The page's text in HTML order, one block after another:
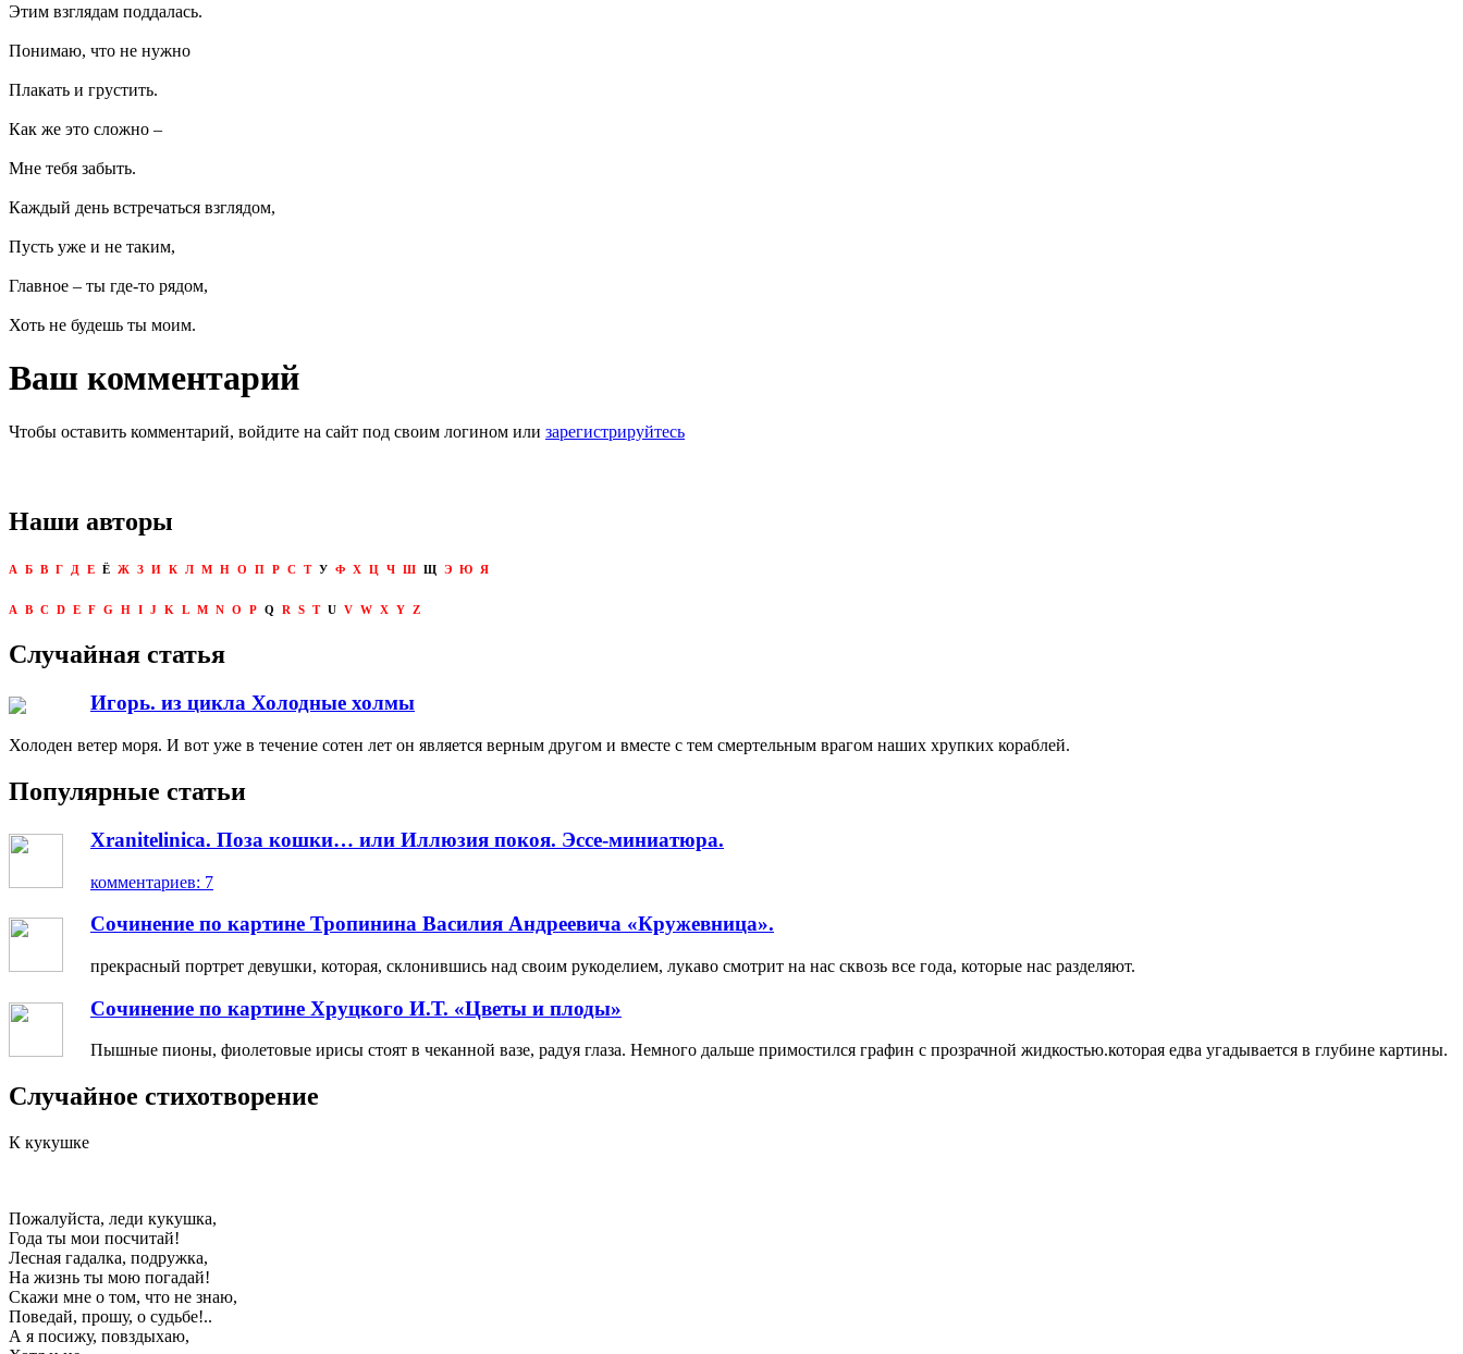
Этим взглядам поддалась.
Понимаю, что не нужно
Плакать и грустить.
Как же это сложно –
Мне тебя забыть.
Каждый день встречаться взглядом,
Пусть уже и не таким,
Главное – ты где-то рядом,
Хоть не будешь ты моим.
Ваш комментарий
Чтобы оставить комментарий, войдите на сайт под своим логином или зарегистрируйтесь
Наши авторы
А Б В Г Д Е Ё Ж З И К Л М Н О П Р С Т У Ф Х Ц Ч Ш Щ Э Ю Я
A B C D E F G H I J K L M N O P Q R S T U V W X Y Z
Случайная статья
Игорь. из цикла Холодные холмы
Холоден ветер моря. И вот уже в течение сотен лет он является верным другом и вместе с тем смертельным врагом наших хрупких кораблей.
Популярные статьи
Xranitelinica. Поза кошки… или Иллюзия покоя. Эссе-миниатюра.
комментариев: 7
Сочинение по картине Тропинина Василия Андреевича «Кружевница».
прекрасный портрет девушки, которая, склонившись над своим рукоделием, лукаво смотрит на нас сквозь все года, которые нас разделяют.
Сочинение по картине Хруцкого И.Т. «Цветы и плоды»
Пышные пионы, фиолетовые ирисы стоят в чеканной вазе, радуя глаза. Немного дальше примостился графин с прозрачной жидкостью.которая едва угадывается в глубине картины.
Случайное стихотворение
К кукушке
Пожалуйста, леди кукушка,
Года ты мои посчитай!
Лесная гадалка, подружка,
На жизнь ты мою погадай!
Скажи мне о том, что не знаю,
Поведай, прошу, о судьбе!..
А я посижу, повздыхаю,